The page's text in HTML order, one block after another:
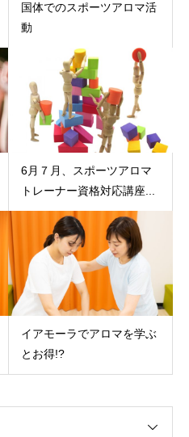
国体でのスポーツアロマ活
動
6月７月、スポーツアロマ
トレーナー資格対応講座...
イアモーラでアロマを学ぶ
とお得!?